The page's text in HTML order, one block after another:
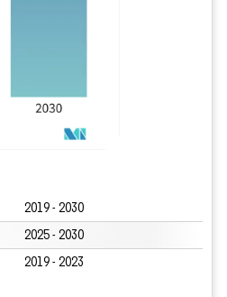
2019 - 2030
2025 - 2030
2019 - 2023